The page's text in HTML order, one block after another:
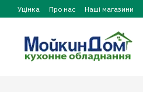
Перейти до основного контенту
Уцінка Про нас Наші магазини